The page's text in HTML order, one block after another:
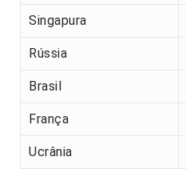
Singapura
Rússia
Brasil
França
Ucrânia